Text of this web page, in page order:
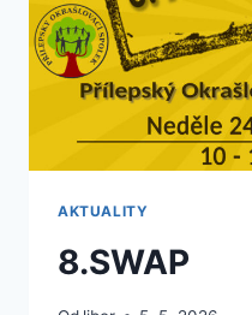
AKTUALITY
8.SWAP